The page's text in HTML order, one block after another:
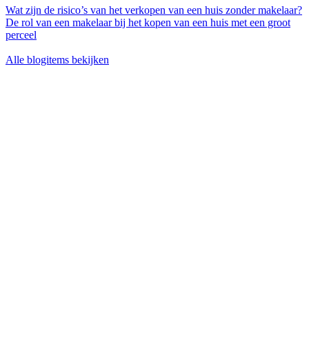
Wat zijn de risico’s van het verkopen van een huis zonder makelaar?
De rol van een makelaar bij het kopen van een huis met een groot
perceel
Alle blogitems bekijken